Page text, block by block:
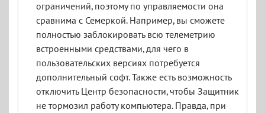
ограничений, поэтому по управляемости она
сравнима с Семеркой. Например, вы сможете
полностью заблокировать всю телеметрию
встроенными средствами, для чего в
пользовательских версиях потребуется
дополнительный софт. Также есть возможность
отключить Центр безопасности, чтобы Защитник
не тормозил работу компьютера. Правда, при